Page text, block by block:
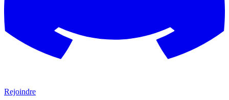
Rejoindre